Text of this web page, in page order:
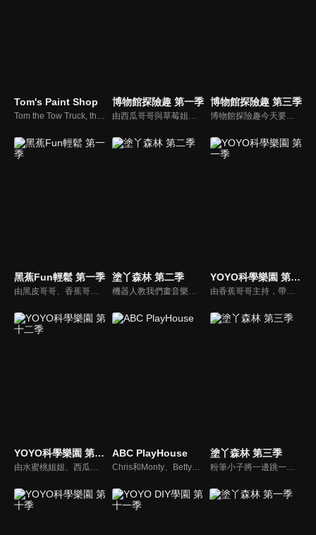
Tom's Paint Shop
Tom the Tow Truck, the famous truck of Car City, also washes his friends ! Tom welcomes his cars and trucs friends into his brand new Car Wash and cleans them, they come out totally washed like brand new cars!
博物館探險趣 第一季
由西瓜哥哥與草莓姐姐攜手主持，西瓜哥哥擅長繪畫藝術，草莓姐姐則為台北藝術大學音樂研究所高材生，他們兩人將各自發揮所長，帶著大小朋友一起環遊台灣博物館。
博物館探險趣 第三季
博物館探險趣今天要帶大家前往布袋戲的世界。西瓜哥哥與草莓姊姊演出武松打虎戲碼，西瓜松不忍棒打裝可愛的草莓老虎，正當兩人擔心短劇不知如何收尾，威璁老師出現了，帶他們到有戲看有戲演的地方參觀。
黑蕉Fun輕鬆 第一季
由黑皮哥哥、香蕉哥哥及草莓姐姐共同主持。帶著孩子與黑皮哥哥一同冒險旅行、一起來聽香蕉哥哥講故事、再到草莓姐姐的音樂教室裡，與草莓一起唱出好聲音。
塗丫森林 第二季
機器人教我們畫音樂盒娃娃，草莓姊姊畫玩具櫃、香蕉哥哥畫聲音，粉筆小子將一邊跳一邊畫畫教小朋友瞭解樂譜，小鍾畫客家小英雄
YOYO科學樂園 第一季
由香蕉哥哥主持，帶領小朋友學習簡單的科學知識。
YOYO科學樂園 第十二季 ABC PlayHouse
Chris和Monty、Betty用肢體語言和戲劇演出，與小朋友互動，教導孩子日常生活中熟悉的英語單字和句型。
塗丫森林 第三季
粉筆小子將一邊跳一邊教小朋友各種家禽；機器人教我們畫小雞；香蕉哥哥教大家用彈殼畫出不一樣的圖畫；三暉幼稚園的小朋友與大家一起用紙盤畫畫。